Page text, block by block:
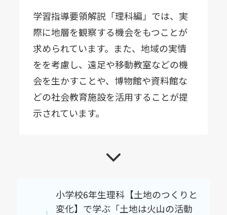
学習指導要領解説「理科編」では、実
際に地層を観察する機会をもつことが
求められています。また、地域の実情
をを考慮し、遠足や移動教室などの機
会を生かすことや、博物館や資料館な
どの社会教育施設を活用することが提
示されています。
小学校6年生理科【土地のつくりと
変化】で学ぶ「土地は火山の活動